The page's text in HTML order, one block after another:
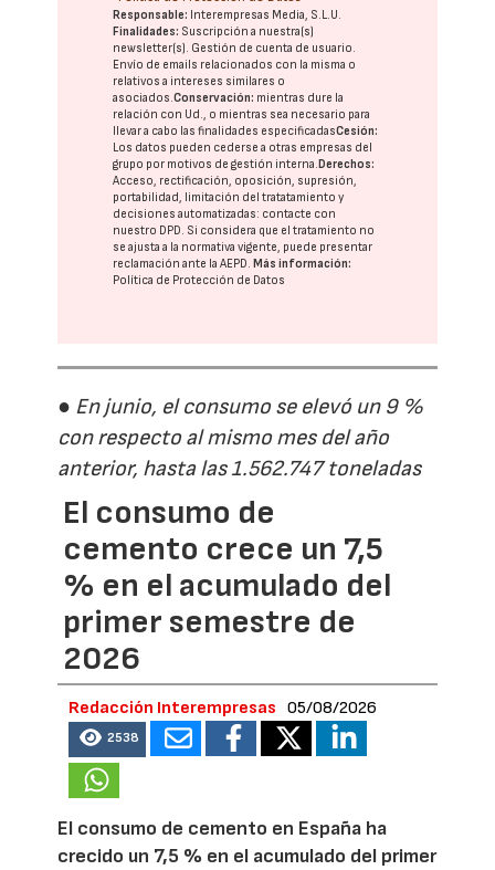
Responsable: Interempresas Media, S.L.U.
Finalidades: Suscripción a nuestra(s)
newsletter(s). Gestión de cuenta de usuario.
Envío de emails relacionados con la misma o
relativos a intereses similares o
asociados.Conservación: mientras dure la
relación con Ud., o mientras sea necesario para
llevar a cabo las finalidades especificadasCesión:
Los datos pueden cederse a otras empresas del
grupo por motivos de gestión interna.Derechos:
Acceso, rectificación, oposición, supresión,
portabilidad, limitación del tratatamiento y
decisiones automatizadas: contacte con
nuestro DPD. Si considera que el tratamiento no
se ajusta a la normativa vigente, puede presentar
reclamación ante laAEPD.Más información:
Política de Protección de Datos
● En junio, el consumo se elevó un 9 %
con respecto al mismo mes del año
anterior, hasta las 1.562.747 toneladas
El consumo de
cemento crece un 7,5
% en el acumulado del
primer semestre de
2026
Redacción Interempresas 05/08/2026
2538
El consumo de cemento en España ha
crecido un 7,5 % en el acumulado del primer